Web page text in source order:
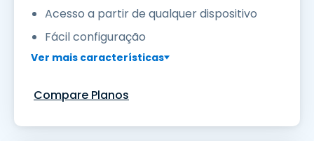
Acesso a partir de qualquer dispositivo
Fácil configuração
Ver mais características
Compare Planos